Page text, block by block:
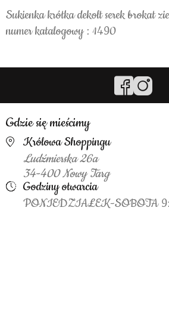
Sukienka krótka dekolt serek brokat
numer katalogowy : 1490
Gdzie się mieścimy
Królowa Shoppingu
Ludźmierska 26a
34-400 Nowy Targ
Godziny otwarcia
PONIEDZIAŁEK-SOBOTA